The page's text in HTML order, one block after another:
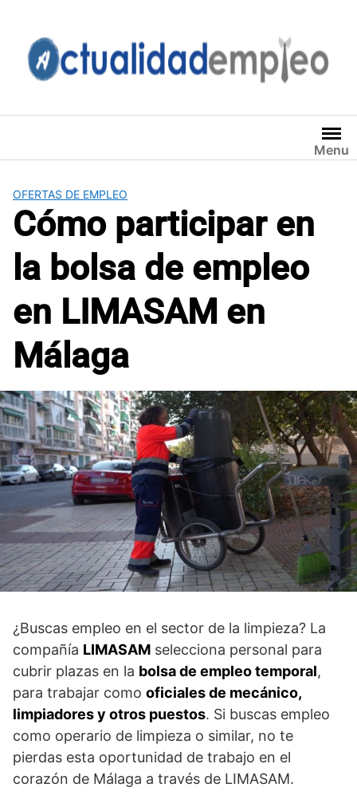
contenido
Menu
OFERTAS DE EMPLEO
Cómo participar en
la bolsa de empleo
en LIMASAM en
Málaga
¿Buscas empleo en el sector de la limpieza? La
compañía LIMASAM selecciona personal para
cubrir plazas en la bolsa de empleo temporal,
para trabajar como oficiales de mecánico,
limpiadores y otros puestos. Si buscas empleo
como operario de limpieza o similar, no te
pierdas esta oportunidad de trabajo en el
corazón de Málaga a través de LIMASAM.